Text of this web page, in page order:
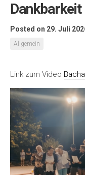
Dankbarkeit
Posted on 29. Juli
Allgemein
Link zum Video